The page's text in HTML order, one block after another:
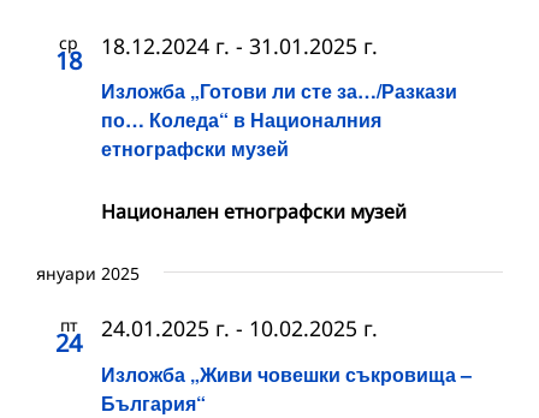
ср
18
Изложба „Готови ли сте за…/Разкази
по… Коледа“ в Националния
етнографски музей
18.12.2024 г. - 31.01.2025 г.
Национален етнографски музей
януари 2025
пт
24
Изложба „Живи човешки съкровища –
България“
24.01.2025 г. - 10.02.2025 г.